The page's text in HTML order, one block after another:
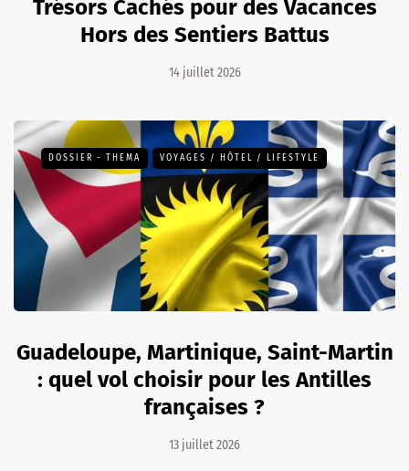
Trésors Cachés pour des Vacances
Hors des Sentiers Battus
14 juillet 2026
DOSSIER - THEMA VOYAGES / HÔTEL / LIFESTYLE
Guadeloupe, Martinique, Saint-Martin
: quel vol choisir pour les Antilles
françaises ?
13 juillet 2026